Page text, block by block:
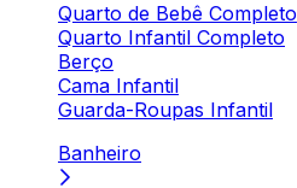
Quarto de Bebê Completo
Quarto Infantil Completo
Berço
Cama Infantil
Guarda-Roupas Infantil
Banheiro